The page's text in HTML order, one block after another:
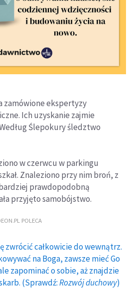
zamówione ekspertyzy
Ich uzyskanie zajmie
Ślepokury śledztwo
w czerwcu w parkingu
Znaleziono przy nim broń, z
prawdopodobną
przyjęto samobójstwo.
POLECA
zwrócić całkowicie do wewnątrz.
na Boga, zawsze mieć Go
zapominać o sobie, aż znajdzie
(Sprawdź:Rozwój duchowy)